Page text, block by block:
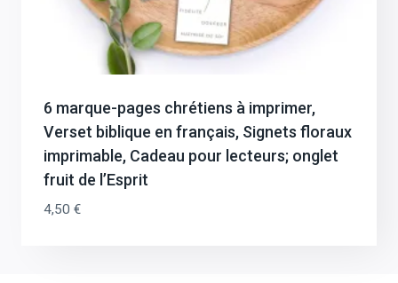
6 marque-pages chrétiens à imprimer,
Verset biblique en français, Signets floraux
imprimable, Cadeau pour lecteurs; onglet
fruit de l’Esprit
4,50 €
MOAQCreations
Recevez 20% de reduction en vous
Recevez instantanément un code promo de -20% et nos
bons plans réguliers en vous abonnant à la newsletter.